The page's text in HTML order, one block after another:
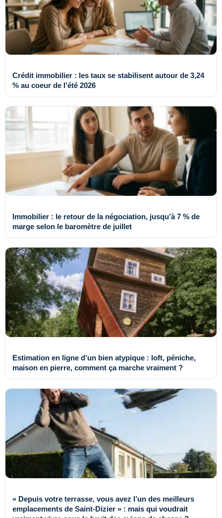
Crédit immobilier : les taux se stabilisent autour de 3,24
% au coeur de l’été 2026
Immobilier : le retour de la négociation, jusqu’à 7 % de
marge selon le baromètre de juillet
Estimation en ligne d’un bien atypique : loft, péniche,
maison en pierre, comment ça marche vraiment ?
« Depuis votre terrasse, vous avez l’un des meilleurs
emplacements de Saint-Dizier » : mais qui voudrait